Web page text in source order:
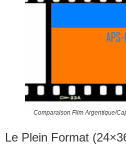
Comparaison Film Argentique/
Le Plein Format